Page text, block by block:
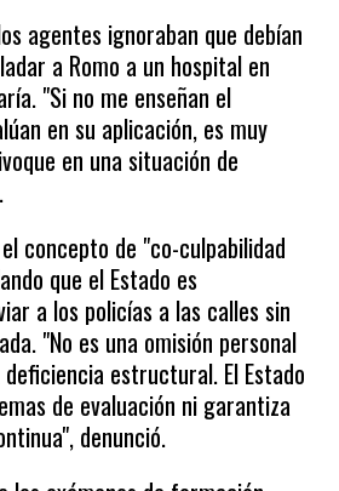
agentes ignoraban que debían
a Romo a un hospital en
"Si no me enseñan el
en su aplicación, es muy
en una situación de
concepto de "co-culpabilidad
que el Estado es
a los policías a las calles sin
"No es una omisión personal
estructural. El Estado
de evaluación ni garantiza
denunció.